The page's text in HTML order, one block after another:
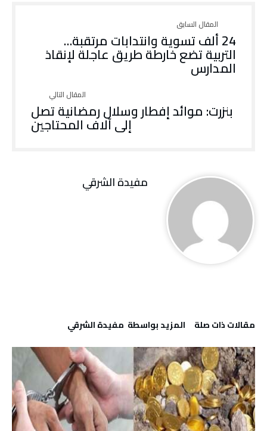
24 ألف تسوية وانتدابات مرتقبة…
التربية تضع خارطة طريق عاجلة لإنقاذ
المدارس
بنزرت: موائد إفطار وسلال رمضانية تصل
إلى آلاف المحتاجين
مفيدة الشرقي
‫مقالات ذات صلة‬ ‫‫المزيد بواسطة‬ ‬ مفيدة الشرقي